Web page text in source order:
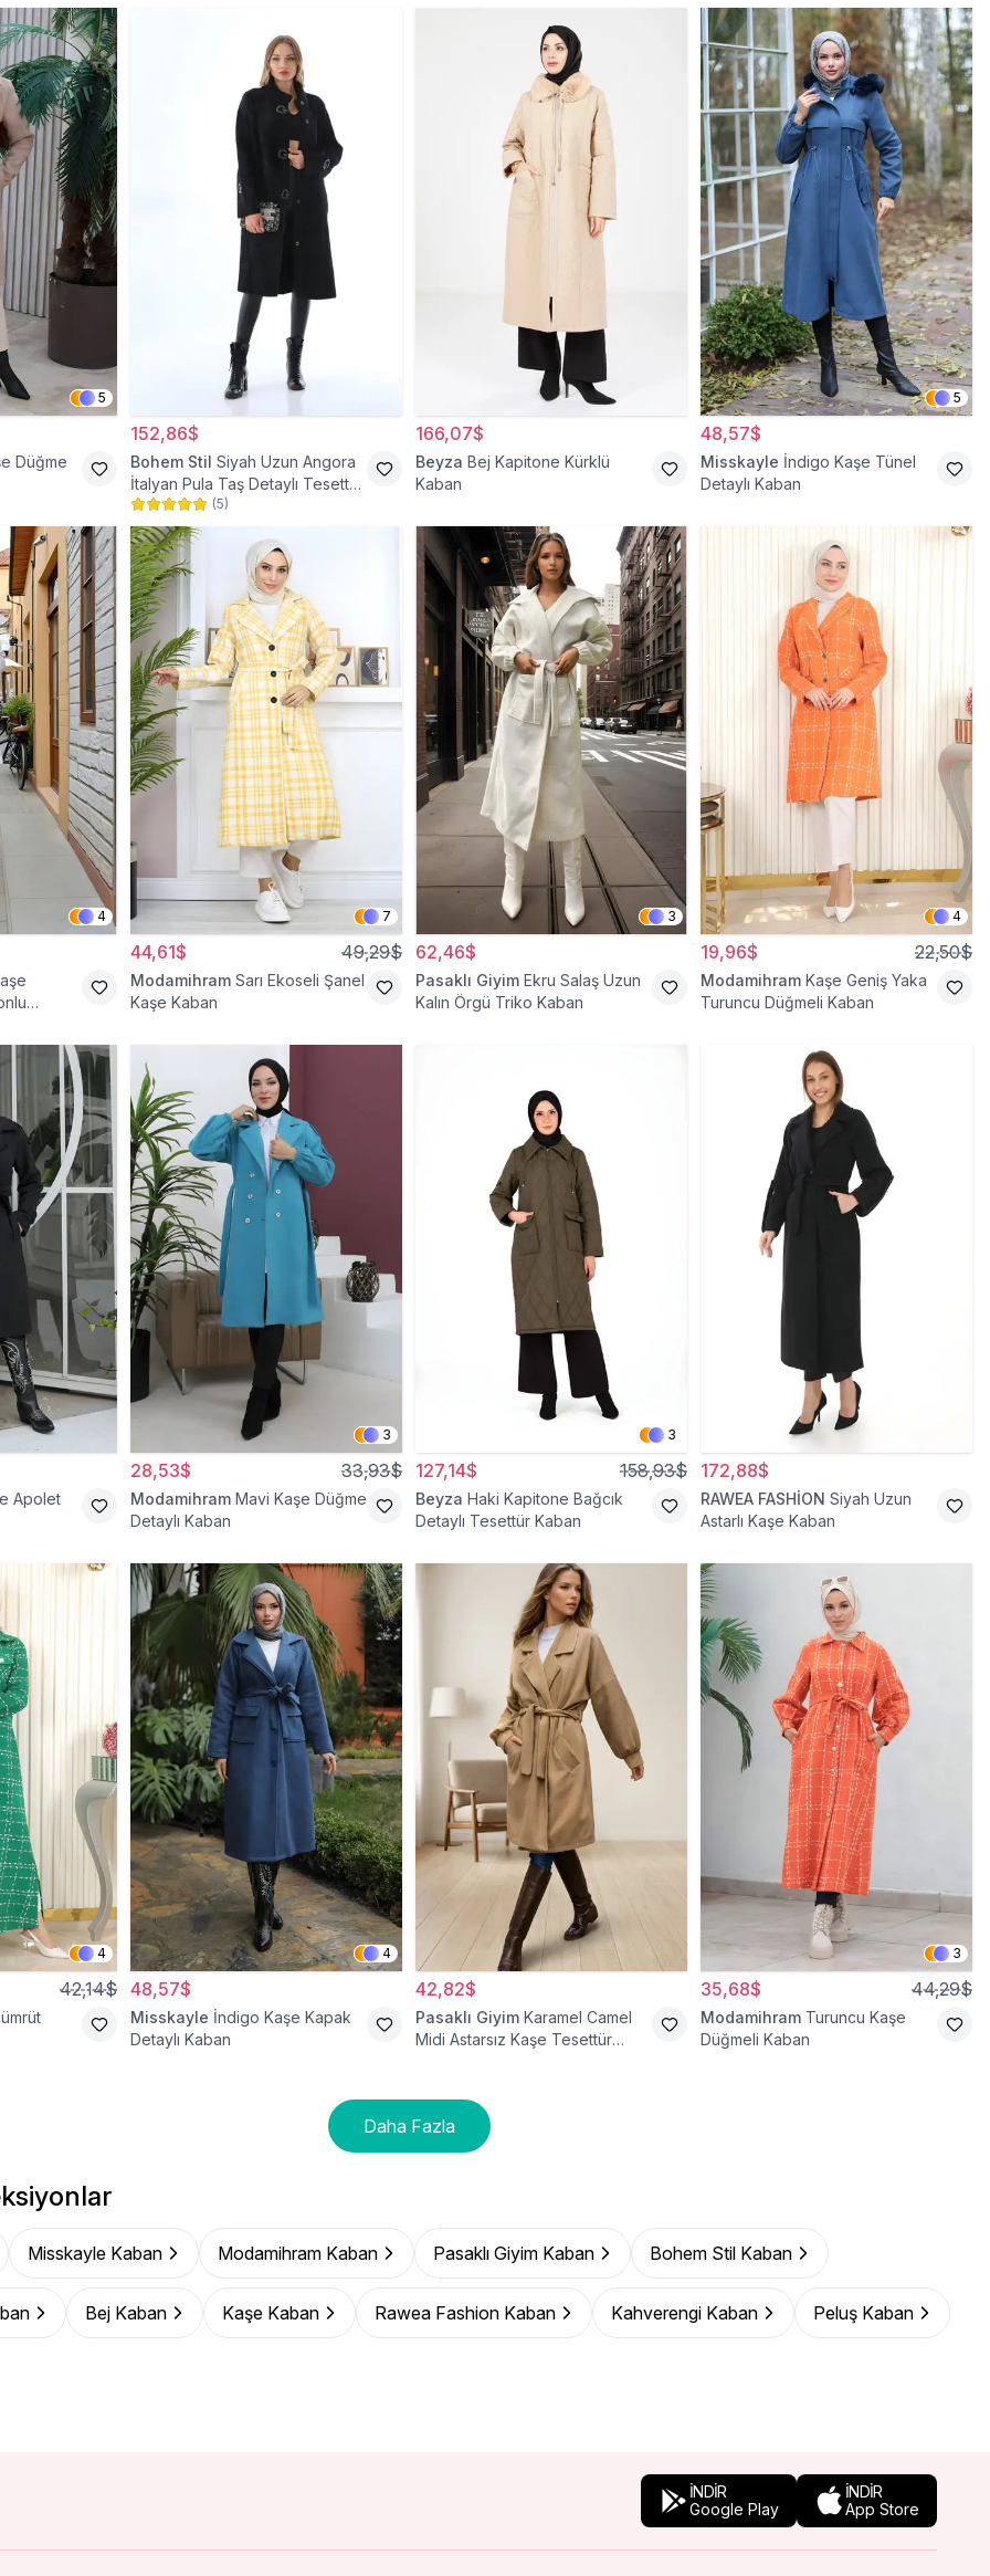
5
Düğme
152,86$
Bohem Stil Siyah Uzun Angora
İtalyan Pula Taş Detaylı Tesettür
Kaban
(5)
166,07$
Beyza Bej Kapitone Kürklü
Kaban
5
48,57$
Misskayle İndigo Kaşe Tünel
Detaylı Kaban
4 7
44,61$ 49,29$
Modamihram Sarı Ekoseli Şanel
Kaşe Kaban
3
62,46$
Pasaklı Giyim Ekru Salaş Uzun
Kalın Örgü Triko Kaban
4
19,96$ 22,50$
Modamihram Kaşe Geniş Yaka
Turuncu Düğmeli Kaban
Apolet
3
28,53$ 33,93$
Modamihram Mavi Kaşe Düğme
Detaylı Kaban
3
127,14$ 158,93$
Beyza Haki Kapitone Bağcık
Detaylı Tesettür Kaban
172,88$
RAWEA FASHİON Siyah Uzun
Astarlı Kaşe Kaban
4
42,14$
4
48,57$
Misskayle İndigo Kaşe Kapak
Detaylı Kaban
42,82$
Pasaklı Giyim Karamel Camel
Midi Astarsız Kaşe Tesettür
3
35,68$ 44,29$
Modamihram Turuncu Kaşe
Düğmeli Kaban
Daha Fazla
Misskayle Kaban Modamihram Kaban Pasaklı Giyim Kaban Bohem Stil Kaban
Bej Kaban Kaşe Kaban Rawea Fashion Kaban Kahverengi Kaban Peluş Kaban
İNDİR
Google Play
İNDİR
App Store